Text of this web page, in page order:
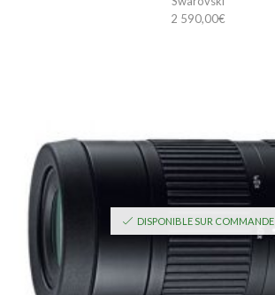
2 590,00€
DISPONIBLE SUR COMMANDE